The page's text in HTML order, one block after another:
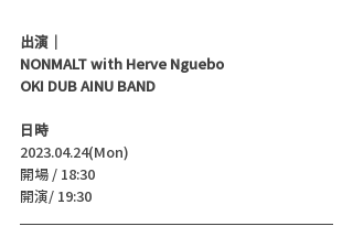
出演｜
NONMALT with Herve Nguebo
OKI DUB AINU BAND
日時
2023.04.24(Mon)
開場 / 18:30
開演/ 19:30